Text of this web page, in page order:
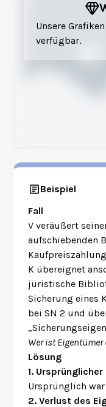
Unsere
verfügbar.
Beispiel
Fall
V veräußert
aufschiebenden
K übereignet
juristische
Sicherung eines
bei SN 2 und
Wer ist
Lösung
1.
Ursprünglich
2. Verlust des